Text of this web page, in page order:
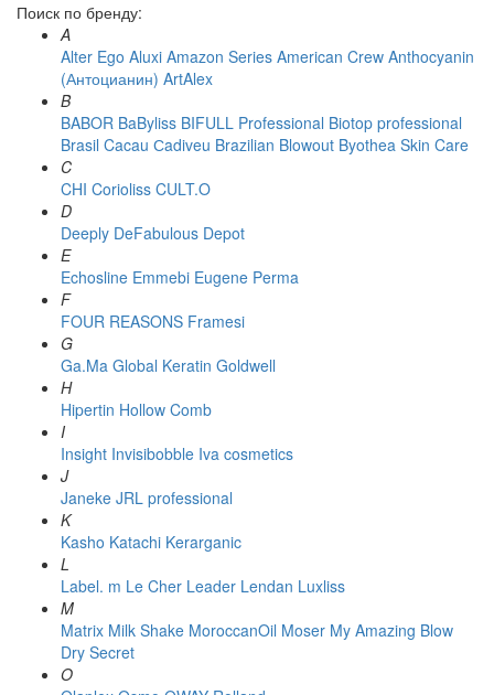
Поиск по бренду:
A
Alter Ego Aluxi Amazon Series American Crew Anthocyanin
(Антоцианин) ArtAlex
B
BABOR BaByliss BIFULL Professional Biotop professional
Brasil Cacau Сadiveu Brazilian Blowout Byothea Skin Care
C
CHI Corioliss CULT.O
D
Deeply DeFabulous Depot
E
Echosline Emmebi Eugene Perma
F
FOUR REASONS Framesi
G
Ga.Ma Global Keratin Goldwell
H
Hipertin Hollow Comb
I
Insight Invisibobble Iva cosmetics
J
Janeke JRL professional
K
Kasho Katachi Kerarganic
L
Label. m Le Cher Leader Lendan Luxliss
M
Matrix Milk Shake MoroccanOil Moser My Amazing Blow
Dry Secret
O